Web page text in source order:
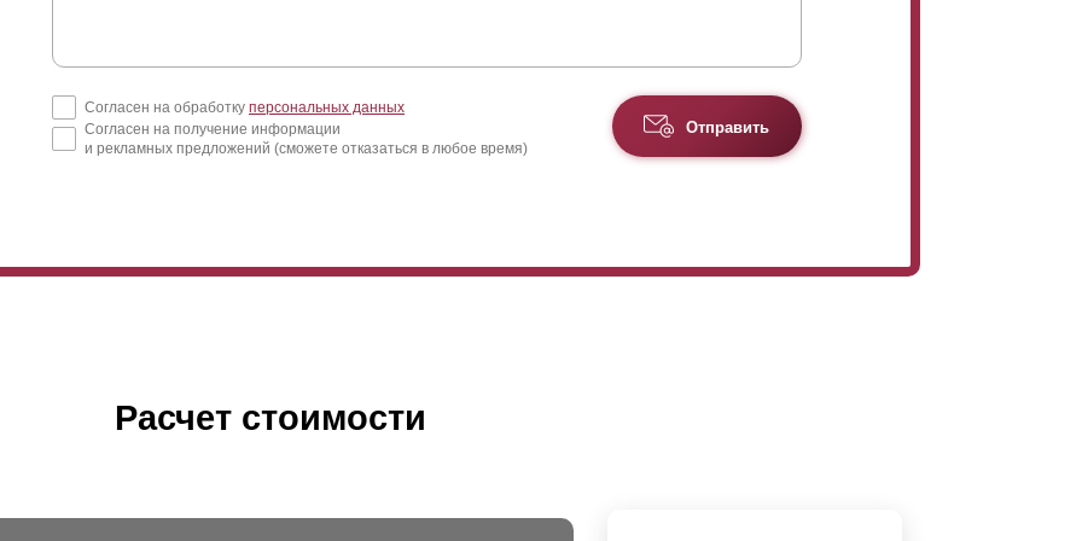
Согласен на обработку персональных данных
Согласен на получение информации
и рекламных предложений (сможете отказаться в любое время)
Отправить
Расчет стоимости